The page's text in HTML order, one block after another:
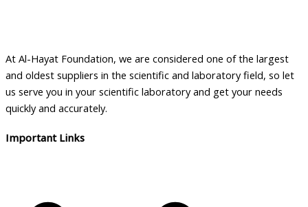
At Al-Hayat Foundation, we are considered one of the largest
and oldest suppliers in the scientific and laboratory field, so let
us serve you in your scientific laboratory and get your needs
quickly and accurately.
Important Links